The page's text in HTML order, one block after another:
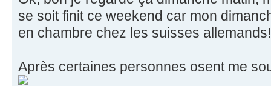
se soit finit ce weekend car mon
en chambre chez les suisses allemands!
Après certaines personnes osent me